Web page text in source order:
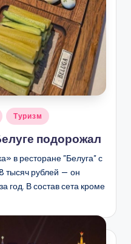
Туризм
подорожал
в ресторане "Белуга" с
тысяч рублей — он
год. В состав сета кроме